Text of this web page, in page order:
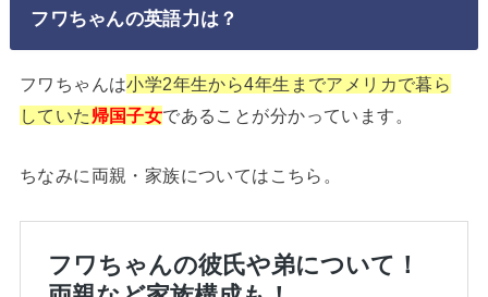
フワちゃんの英語力は？
フワちゃんは小学2年生から4年生までアメリカで暮ら
していた 帰国子女であることが分かっています。
ちなみに両親・家族についてはこちら。